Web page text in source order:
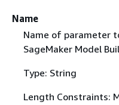
Name
Name of parameter
SageMaker Model
Type: String
Length Constraints: